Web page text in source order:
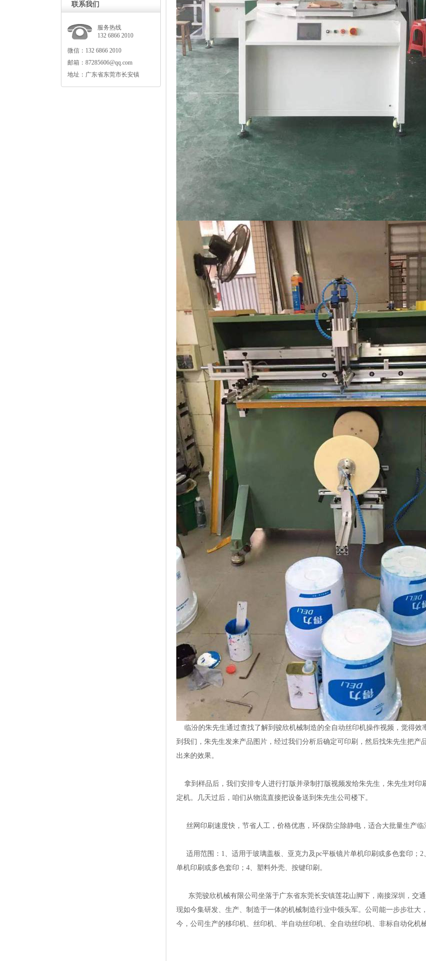
联系我们
服务热线
13268662010
微信：13268662010
邮箱：87285606@qq.com
地址：广东省东莞市长安镇
临汾的朱先生通过查找了解到骏欣机械制造的全自动丝印机操作视频，觉得效
到我们，朱先生发来产品图片，经过我们分析后确定可印刷，然后找朱先生把
出来的效果。
拿到样品后，我们安排专人进行打版并录制打版视频发给朱先生，朱先生对印
定机。几天过后，咱们从物流直接把设备送到朱先生公司楼下。
丝网印刷速度快，节省人工，价格优惠，环保防尘除静电，适合大批量生产临
适用范围：1、适用于玻璃盖板、亚克力及pc平板镜片单机印刷或多色套印；
单机印刷或多色套印；4、塑料外壳、按键印刷。
东莞骏欣机械有限公司坐落于广东省东莞长安镇莲花山脚下，南接深圳，交
现如今集研发、生产、制造于一体的机械制造行业中领头军。公司能一步步壮大
今，公司生产的移印机、丝印机、半自动丝印机、全自动丝印机、非标自动化机